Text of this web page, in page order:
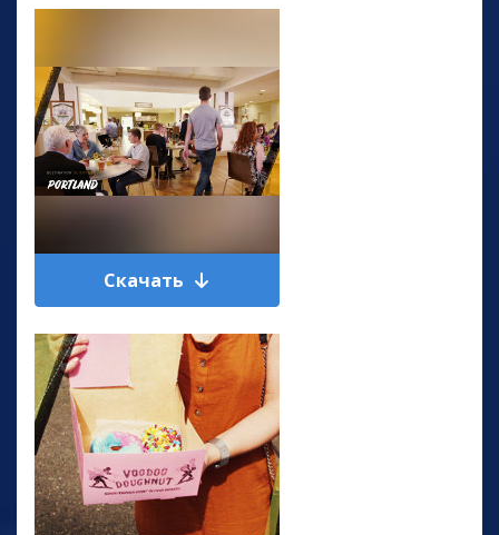
Скачать